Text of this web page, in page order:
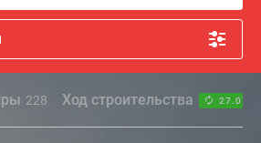
228 Ход строительства